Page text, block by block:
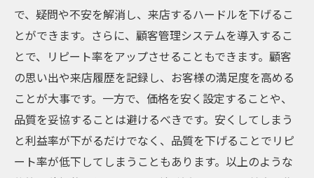
で、疑問や不安を解消し、来店するハードルを下げるこ
とができます。さらに、顧客管理システムを導入するこ
とで、リピート率をアップさせることもできます。顧客
の思い出や来店履歴を記録し、お客様の満足度を高める
ことが大事です。一方で、価格を安く設定することや、
品質を妥協することは避けるべきです。安くしてしまう
と利益率が下がるだけでなく、品質を下げることでリピ
ート率が低下してしまうこともあります。以上のような